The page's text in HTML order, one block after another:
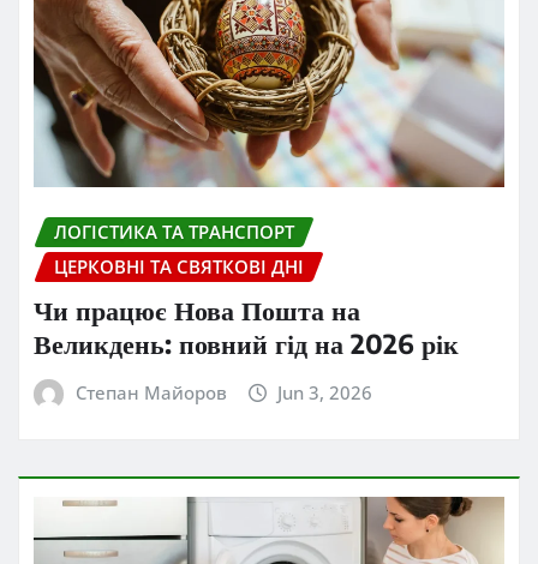
ЛОГІСТИКА ТА ТРАНСПОРТ
ЦЕРКОВНІ ТА СВЯТКОВІ ДНІ
Чи працює Нова Пошта на
Великдень: повний гід на 2026 рік
Степан Майоров Jun 3, 2026